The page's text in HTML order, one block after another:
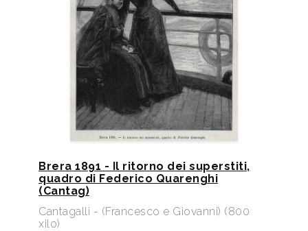
Brera 1891 - Il ritorno dei superstiti,
quadro di Federico Quarenghi
(Cantag)
Cantagalli - (Francesco e Giovanni) (800
xilo)